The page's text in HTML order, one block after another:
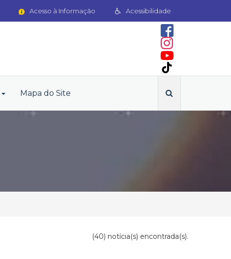
Acessibilidade
Acesso à Informação
Mapa do Site
(40) notícia(s) encontrada(s).